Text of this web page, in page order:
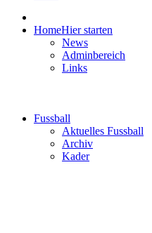
HomeHier starten
News
Adminbereich
Links
Fussball
Aktuelles Fussball
Archiv
Kader